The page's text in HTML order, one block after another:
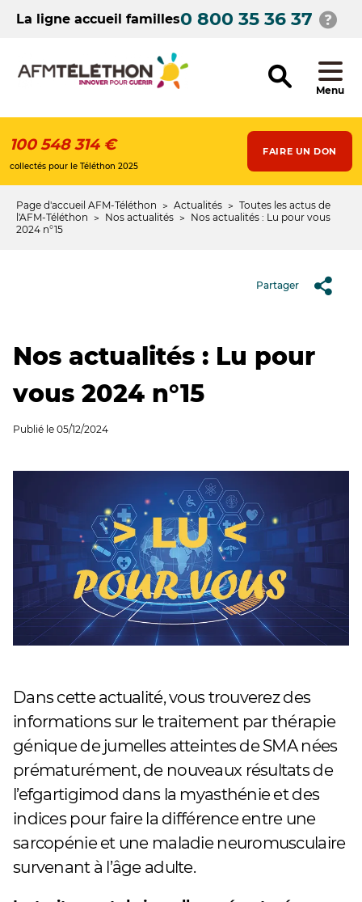
contenuLa ligne accueil familles0 800 35 36 37
Menu
100 548 314 €
collectés pour le Téléthon 2025
FAIRE UN DON
Fil
d'Ariane
Page d'accueil AFM-Téléthon Actualités
Toutes les actus de
l'AFM-Téléthon
Nos actualités
Nos actualités : Lu pour vous
2024 n°15
Partager
Nos actualités : Lu pour
vous 2024 n°15
Publié le 05/12/2024
Dans cette actualité, vous trouverez des
informations sur le traitement par thérapie
génique de jumelles atteintes de SMA nées
prématurément, de nouveaux résultats de
l’efgartigimod dans la myasthénie et des
indices pour faire la différence entre une
sarcopénie et une maladie neuromusculaire
survenant à l’âge adulte.